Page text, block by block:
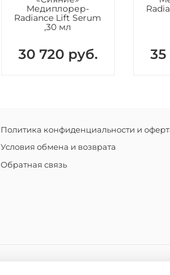
Медиплорер-
Radiance Lift Serum
,30 мл
30 720 руб.
Политика конфиденциальности и
Условия обмена и возврата
Обратная связь